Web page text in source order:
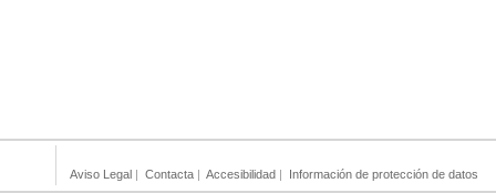
Aviso Legal | Contacta | Accesibilidad | Información de protección de datos